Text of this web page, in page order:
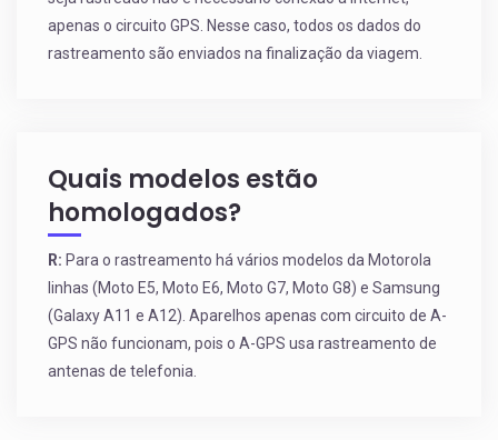
apenas o circuito GPS. Nesse caso, todos os dados do
rastreamento são enviados na finalização da viagem.
Quais modelos estão
homologados?
R: Para o rastreamento há vários modelos da Motorola
linhas (Moto E5, Moto E6, Moto G7, Moto G8) e Samsung
(Galaxy A11 e A12). Aparelhos apenas com circuito de A-
GPS não funcionam, pois o A-GPS usa rastreamento de
antenas de telefonia.